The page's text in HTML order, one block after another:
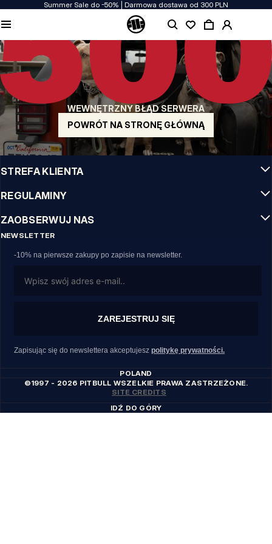
Summer Sale do -50% | Darmowa dostawa od 300 PLN
WEWNĘTRZNY BŁĄD SERWERA
POWRÓT NA STRONĘ GŁÓWNĄ
JAKOŚĆ TO DLA NAS PRIORYTET
Naszą odzież produkujemy z pasją! Nie idziemy na kompromis w kwestiach
wytrzymałości, długowieczności materiałów i dbałości o detal.
US ORIGIN
Nasze korzenie sięgają San Diego z poczatku lat 90-tych XX wieku. Nasz styl jest
surowy, autentyczny i stanowczy.
MARKA Z CHARAKTEREM
Nasze kolekcje wybierają sportowcy, fighterzy i uparci indywidualiści.
INFO
STREFA KLIENTA
REGULAMINY
ZAOBSERWUJ NAS
NEWSLETTER
-10% na pierwsze zakupy po zapisie na newsletter.
ZAREJESTRUJ SIĘ
Zapisując się do newslettera akceptujesz politykę prywatności.
POLAND
©1997 - 2026 PITBULL WSZELKIE PRAWA ZASTRZEŻONE.
SITE CREDITS
IDŹ DO GÓRY